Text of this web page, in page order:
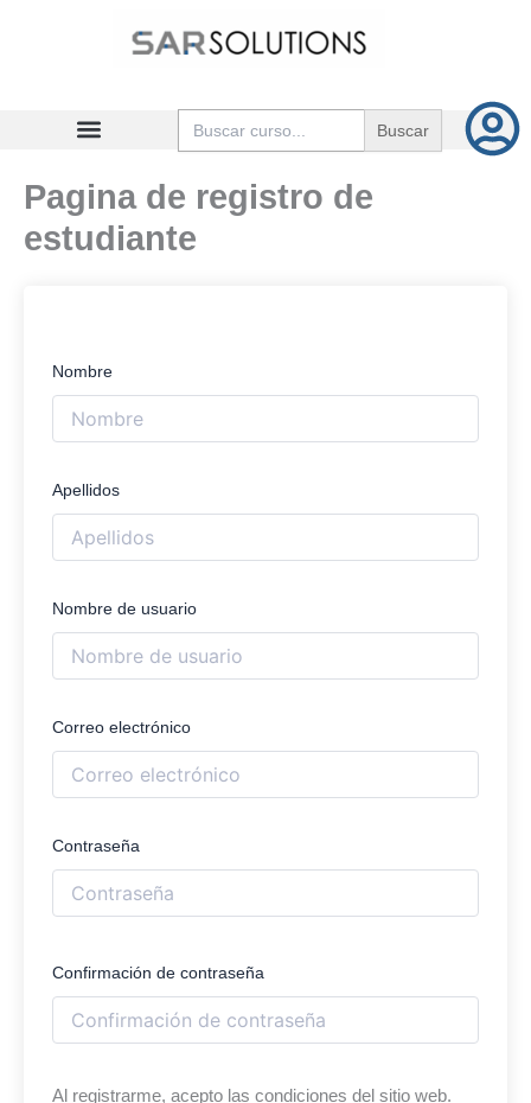
Buscar:
Pagina de registro de
estudiante
Nombre
Apellidos
Nombre de usuario
Correo electrónico
Contraseña
Confirmación de contraseña
Al registrarme, acepto las condiciones del sitio web.